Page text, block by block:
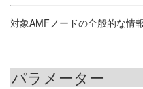
対象AMFノードの全般的な情
パラメーター